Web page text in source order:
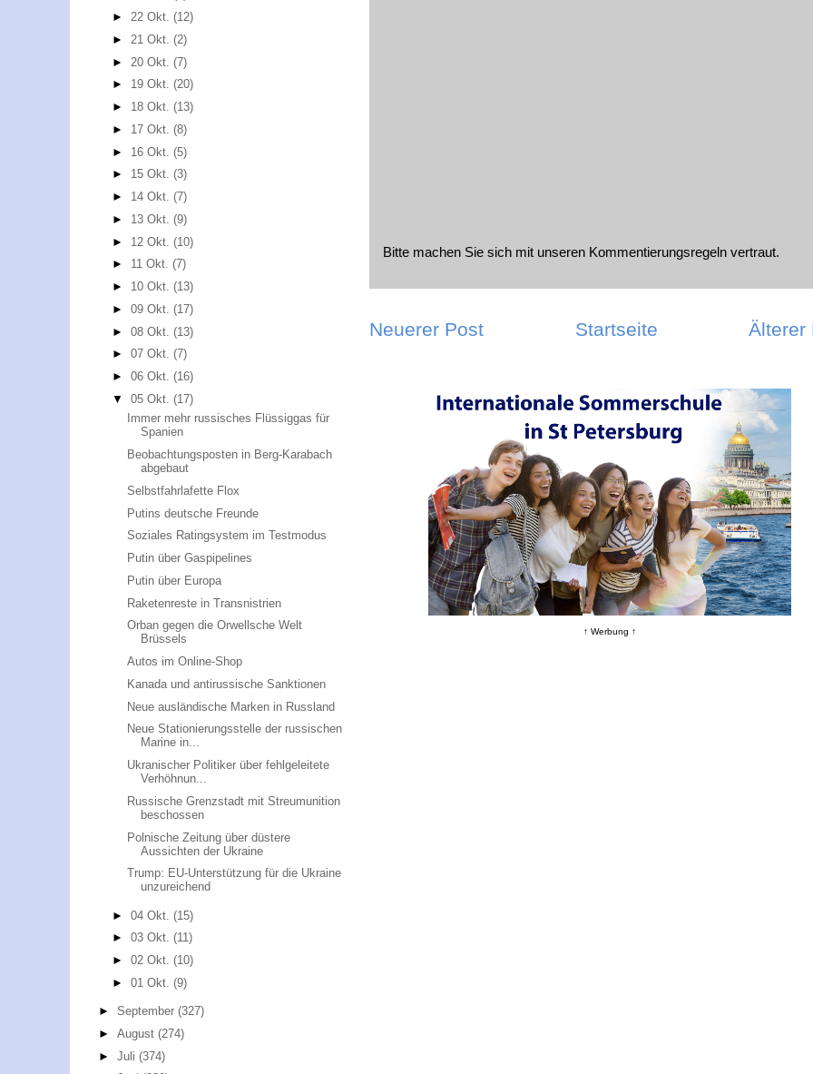
Bitte machen Sie sich mit unseren Kommentierungsregeln vertraut.
Neuerer Post Älterer
Startseite
↑ Werbung ↑
►22 Okt.(12)
► 21 Okt.(2)
► 20 Okt.(7)
► 19 Okt.(20)
► 18 Okt.(13)
► 17 Okt.(8)
► 16 Okt.(5)
► 15 Okt.(3)
► 14 Okt.(7)
► 13 Okt.(9)
► 12 Okt.(10)
► 11 Okt.(7)
► 10 Okt.(13)
►09 Okt.(17)
►08 Okt.(13)
►07 Okt.(7)
►06 Okt.(16)
▼05 Okt.(17)
Immer mehr russisches Flüssiggas für
Spanien
Beobachtungsposten in Berg-Karabach
abgebaut
Selbstfahrlafette Flox
Putins deutsche Freunde
Soziales Ratingsystem im Testmodus
Putin über Gaspipelines
Putin über Europa
Raketenreste in Transnistrien
Orban gegen die Orwellsche Welt
Brüssels
Autos im Online-Shop
Kanada und antirussische Sanktionen
Neue ausländische Marken in Russland
Neue Stationierungsstelle der russischen
Marine in...
Ukranischer Politiker über fehlgeleitete
Verhöhnun...
Russische Grenzstadt mit Streumunition
beschossen
Polnische Zeitung über düstere
Aussichten der Ukraine
Trump: EU-Unterstützung für die Ukraine
unzureichend
►04 Okt.(15)
►03 Okt.(11)
►02 Okt.(10)
►01 Okt.(9)
► September (327)
► August (274)
► Juli (374)